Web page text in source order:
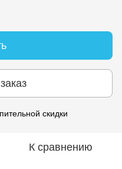
скидки
К сравнению